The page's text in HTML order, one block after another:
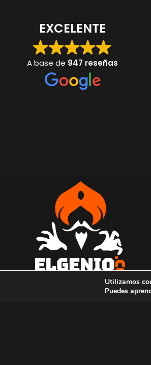
EXCELENTE
A base de 947 reseñas
Utilizamos
Puedes